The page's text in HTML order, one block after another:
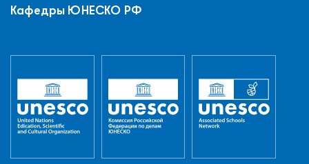
Кафедры ЮНЕСКО РФ